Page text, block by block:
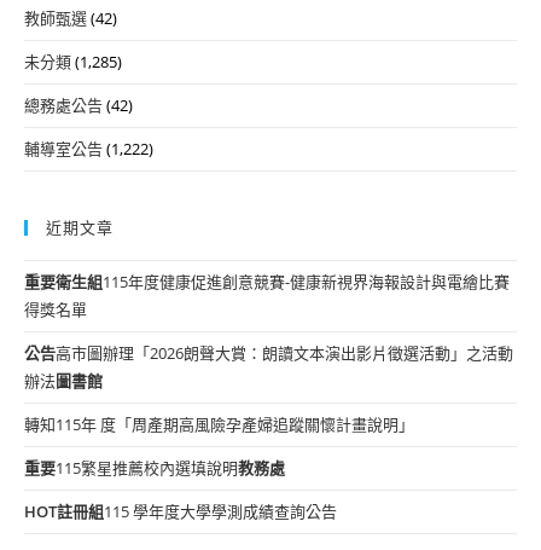
教師甄選(42)
未分類(1,285)
總務處公告(42)
輔導室公告(1,222)
近期文章
重要衛生組115年度健康促進創意競賽-健康新視界海報設計與電繪比賽
得獎名單
公告高市圖辦理「2026朗聲大賞：朗讀文本演出影片徵選活動」之活動
辦法圖書館
轉知115年 度「周產期高風險孕產婦追蹤關懷計畫說明」
重要115繁星推薦校內選填說明教務處
HOT註冊組115 學年度大學學測成績查詢公告